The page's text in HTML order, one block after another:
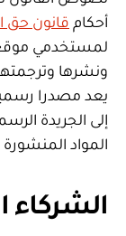
أحكام قانون حق
يعد مصدرا
إلى الجريدة
المواد
الشركاء